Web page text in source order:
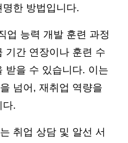
한 방법입니다.
업 능력 개발 훈련 과정
기간 연장이나 훈련 수
받을 수 있습니다. 이는
넘어, 재취업 역량을
다.
취업 상담 및 알선 서